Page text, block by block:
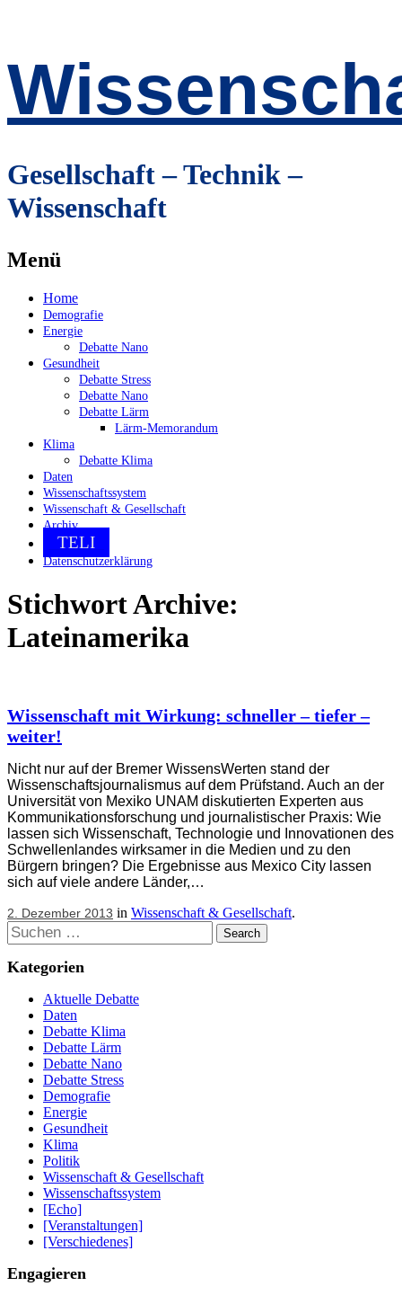
Gesellschaft – Technik –
Wissenschaft
Menü
Zum
Inhalt
springen
Home
Demografie
Energie
Debatte Nano
Gesundheit
Debatte Stress
Debatte Nano
Debatte Lärm
Lärm-Memorandum
Klima
Debatte Klima
Daten
Wissenschaftssystem
Wissenschaft & Gesellschaft
Archiv
TELI
Datenschutzerklärung
Stichwort Archive:
Lateinamerika
Wissenschaft mit Wirkung: schneller – tiefer –
weiter!
Nicht nur auf der Bremer WissensWerten stand der
Wissenschaftsjournalismus auf dem Prüfstand. Auch an der
Universität von Mexiko UNAM diskutierten Experten aus
Kommunikationsforschung und journalistischer Praxis: Wie
lassen sich Wissenschaft, Technologie und Innovationen des
Schwellenlandes wirksamer in die Medien und zu den
Bürgern bringen? Die Ergebnisse aus Mexico City lassen
sich auf viele andere Länder,…
2. Dezember 2013 in Wissenschaft & Gesellschaft.
Suchen
Kategorien
Aktuelle Debatte
Daten
Debatte Klima
Debatte Lärm
Debatte Nano
Debatte Stress
Demografie
Energie
Gesundheit
Klima
Politik
Wissenschaft & Gesellschaft
Wissenschaftssystem
[Echo]
[Veranstaltungen]
[Verschiedenes]
Engagieren